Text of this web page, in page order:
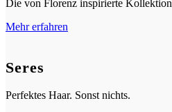
Die von Florenz inspirierte Kollektion
Mehr erfahren
Seres
Perfektes Haar. Sonst nichts.